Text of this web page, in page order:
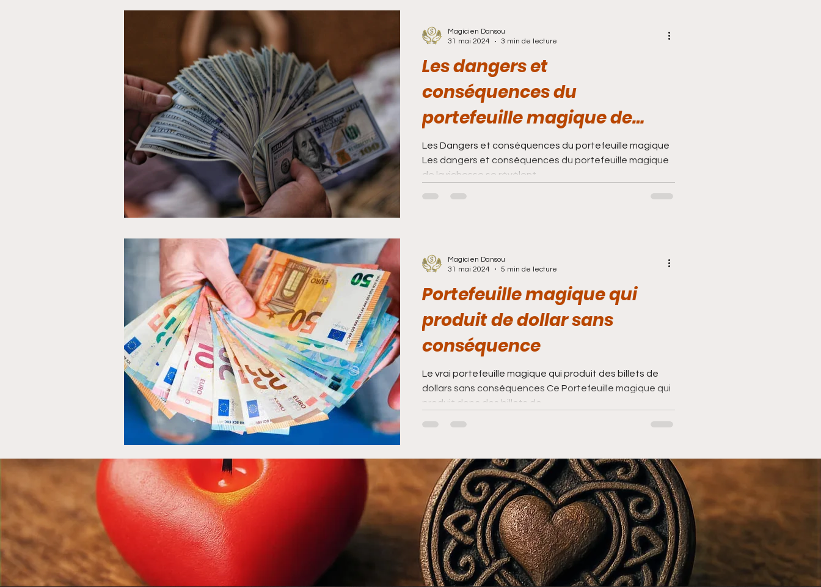
Les dangers et
conséquences du
portefeuille magique de
richesse
Les Dangers et conséquences du portefeuille magique
Les dangers et conséquences du portefeuille magique
de la richesse se révèlent...
Magicien Dansou
31 mai 2024
3 min de lecture
Portefeuille magique qui
produit de dollar sans
conséquence
Le vrai portefeuille magique qui produit des billets de
dollars sans conséquences Ce Portefeuille magique qui
produit donc des billets de...
Magicien Dansou
31 mai 2024
5 min de lecture